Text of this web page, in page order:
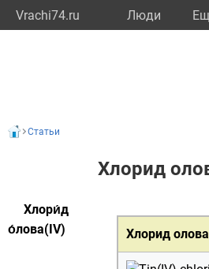
Vrachi74.ru Люди
Статьи
Хлорид
Хлорид олова
Хлори́д
о́лова(IV)